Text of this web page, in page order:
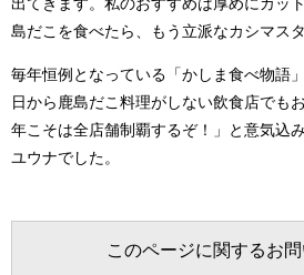
出てきます。私のおすすめは厚めにカッ
島だこを食べたら、もう立派なカシマス
毎年恒例となっている「かしま食べ物語
日から鹿島だこ料理がしない飲食店でも
年こそは全店舗制覇するぞ！」と意気込
ユウナでした。
このページに関するお